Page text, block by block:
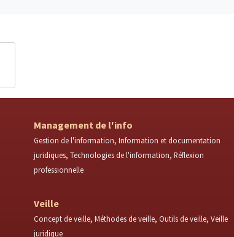
Management de l'info
Gestion de l'information Information et documentation
juridiques Technologies de l'information Réflexion
professionnelle
Veille
Concept de veille Méthodes de veille Outils de veille Veille
juridique